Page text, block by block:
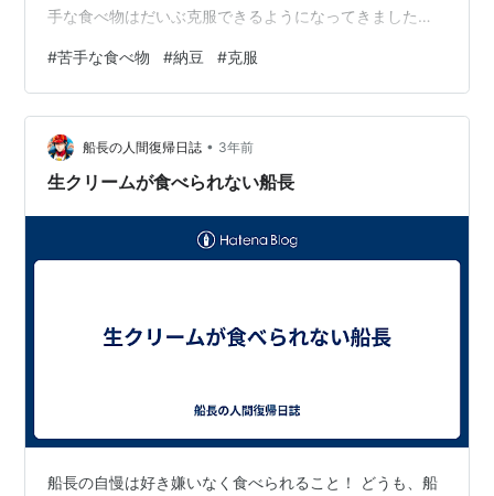
手な食べ物はだいぶ克服できるようになってきました
味って、おなじような味ですか？あれが食べられたら克
服できますかね？ 凄く洗って、粘り気と匂いを取れば何
とかなったりしますかね？？ どうしても食べられない
（体があの匂いを受け付けない）ので、克服できる方法
があったら教えてください。 今回も最後までお読みいた
#苦手な食べ物 #納豆 #克服
船長の人間復帰日誌 • 3年前
生クリームが食べられない船長
船長の自慢は好き嫌いなく食べられること！ どうも、船